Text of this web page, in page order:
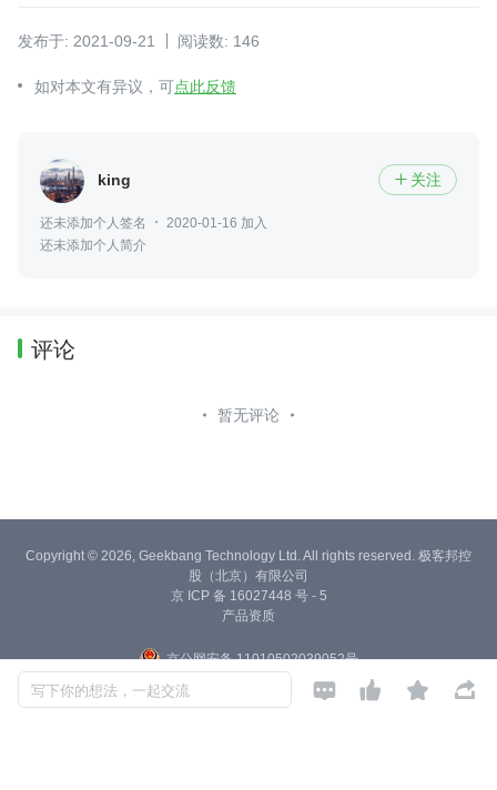
发布于: 2021-09-21 阅读数: 146
如对本文有异议，可点此反馈
king  关注
还未添加个人签名
2020-01-16 加入
还未添加个人简介
评论
暂无评论
写下你的想法，一起交流    
Copyright © 2026, Geekbang Technology Ltd. All rights reserved. 极客邦控
股（北京）有限公司
京 ICP 备 16027448 号 - 5
产品资质
京公网安备 11010502039052号